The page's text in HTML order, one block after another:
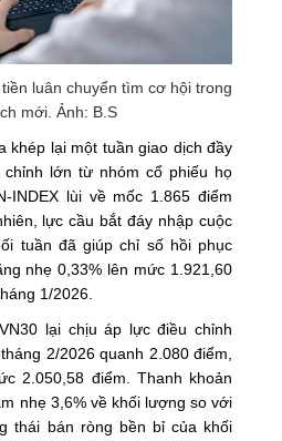
luân chuyển tìm cơ hội trong
mới. Ảnh: B.S
khép lại một tuần giao dịch đầy
lớn từ nhóm cổ phiếu họ
INDEX lùi về mốc 1.865 điểm
lực cầu bắt đáy nhập cuộc
tuần đã giúp chỉ số hồi phục
nhẹ 0,33% lên mức 1.921,60
1/2026.
lại chịu áp lực điều chỉnh
2/2026 quanh 2.080 điểm,
2.050,58 điểm. Thanh khoản
nhẹ 3,6% về khối lượng so với
thái bán ròng bền bỉ của khối